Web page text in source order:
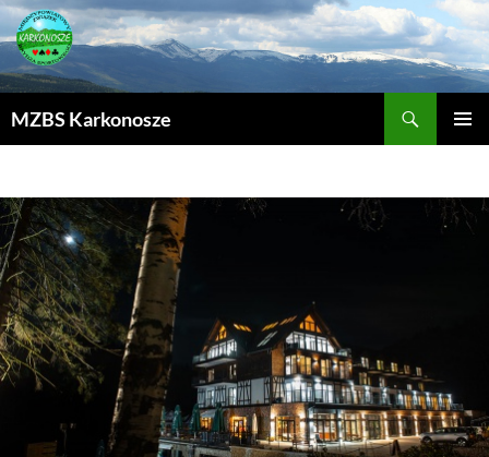
MZBS Karkonosze